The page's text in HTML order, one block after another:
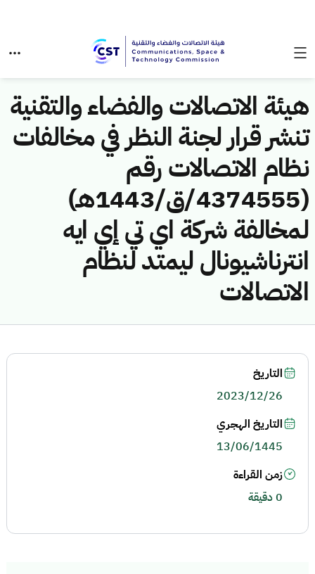
هيئة الاتصالات والفضاء والتقنية
تنشر قرار لجنة النظر في مخالفات
نظام الاتصالات رقم
(4374555/ق/1443هـ)
لمخالفة شركة اي تي إي ايه
انترناشيونال ليمتد لنظام
الاتصالات
التاريخ
2023/12/26
التاريخ الهجري
13/06/1445
زمن القراءة
0 دقيقة